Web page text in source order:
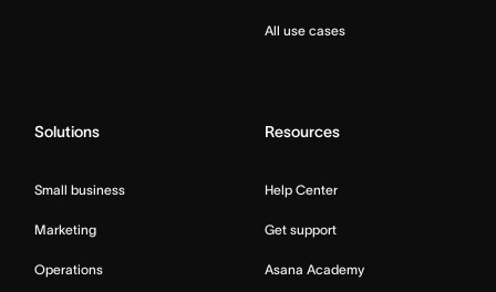
All use cases
Solutions
Small business
Marketing
Operations
Resources
Help Center
Get support
Asana Academy